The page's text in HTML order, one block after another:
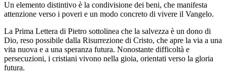
Un elemento distintivo è la condivisione dei beni, che manifesta
attenzione verso i poveri e un modo concreto di vivere il Vangelo.
La Prima Lettera di Pietro sottolinea che la salvezza è un dono di
Dio, reso possibile dalla Risurrezione di Cristo, che apre la via a una
vita nuova e a una speranza futura. Nonostante difficoltà e
persecuzioni, i cristiani vivono nella gioia, orientati verso la gloria
futura.